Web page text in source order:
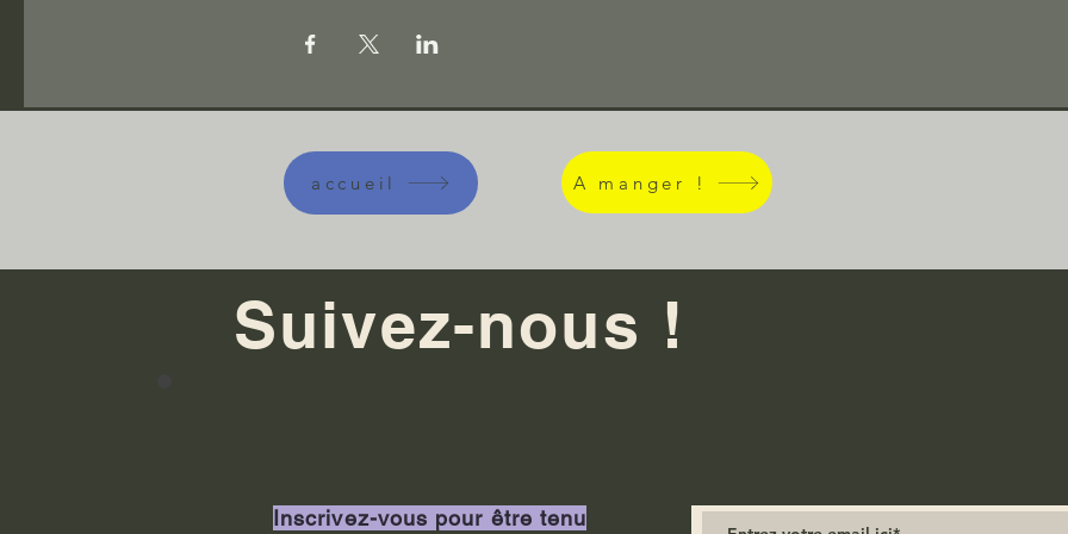
accueil A manger !
Suivez-nous !
Inscrivez-vous pour être tenu